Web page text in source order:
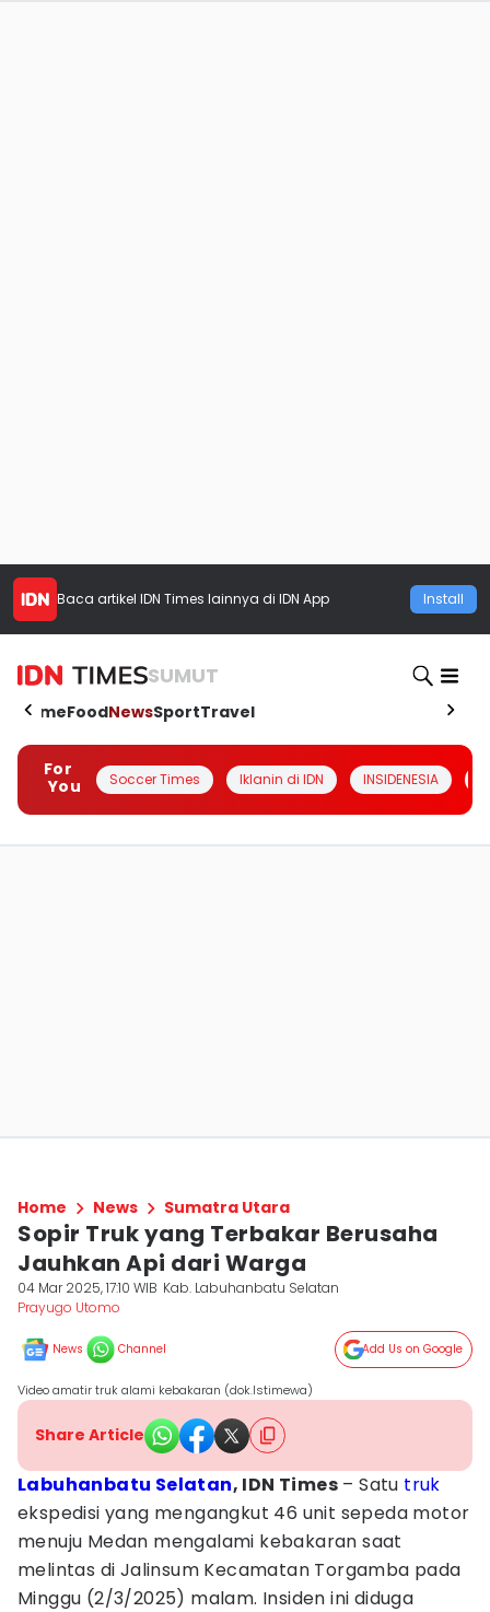
Baca artikel IDN Times lainnya di IDN App Install
SUMUT
HomeFoodNewsSportTravel
For
You
Soccer Times Iklanin di IDN INSIDENESIA
Home News Sumatra Utara
Sopir Truk yang Terbakar Berusaha
Jauhkan Api dari Warga
04 Mar 2025, 17:10 WIB Kab. Labuhanbatu Selatan
Prayugo Utomo
News Channel Add Us on Google
Video amatir truk alami kebakaran (dok.Istimewa)
Share Article
Labuhanbatu Selatan, IDN Times – Satu truk
ekspedisi yang mengangkut 46 unit sepeda motor
menuju Medan mengalami kebakaran saat
melintas di Jalinsum Kecamatan Torgamba pada
Minggu (2/3/2025) malam. Insiden ini diduga